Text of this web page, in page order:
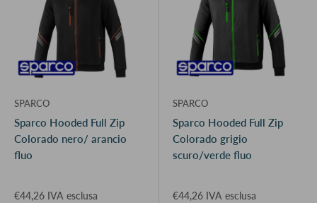
SPARCO
Sparco Hooded Full Zip
Colorado nero/ arancio
fluo
€44,26 IVA esclusa
SPARCO
Sparco Hooded Full Zip
Colorado grigio
scuro/verde fluo
€44,26 IVA esclusa